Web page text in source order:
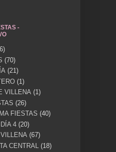
-
(70)
(21)
(1)
VILLENA (1)
(26)
FIESTAS (40)
4 (20)
(67)
CENTRAL
(18)